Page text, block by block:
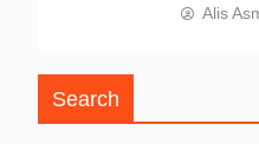
Alis
Search